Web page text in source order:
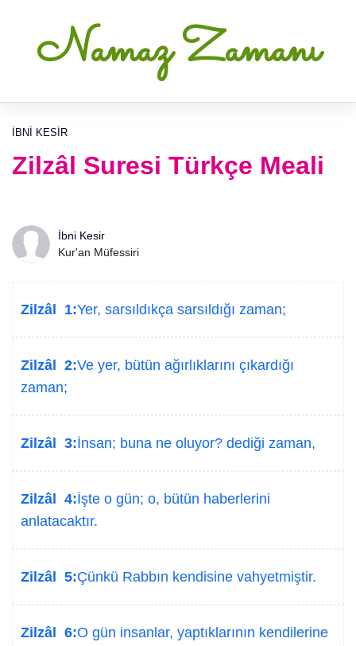
Namaz Zamanı
İBNI KESIR
Zilzâl Suresi Türkçe Meali
İbni Kesir
Kur'an Müfessiri
Zilzâl 1:Yer, sarsıldıkça sarsıldığı zaman;
Zilzâl 2:Ve yer, bütün ağırlıklarını çıkardığı
zaman;
Zilzâl 3:İnsan; buna ne oluyor? dediği zaman,
Zilzâl 4:İşte o gün; o, bütün haberlerini
anlatacaktır.
Zilzâl 5:Çünkü Rabbın kendisine vahyetmiştir.
Zilzâl 6:O gün insanlar, yaptıklarının kendilerine